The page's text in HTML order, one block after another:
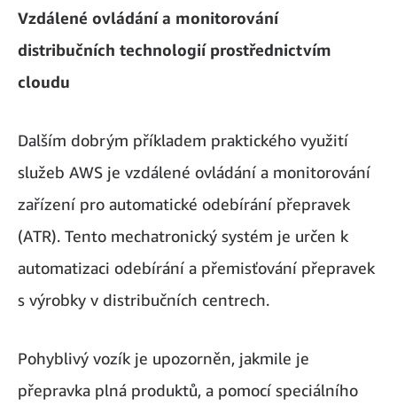
Vzdálené ovládání a monitorování
distribučních technologií prostřednictvím
cloudu
Dalším dobrým příkladem praktického využití
služeb AWS je vzdálené ovládání a monitorování
zařízení pro automatické odebírání přepravek
(ATR). Tento mechatronický systém je určen k
automatizaci odebírání a přemisťování přepravek
s výrobky v distribučních centrech.
Pohyblivý vozík je upozorněn, jakmile je
přepravka plná produktů, a pomocí speciálního